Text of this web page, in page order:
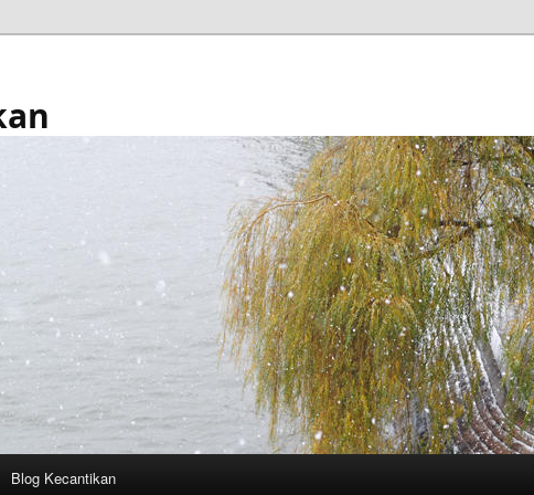
Blog Kecantikan